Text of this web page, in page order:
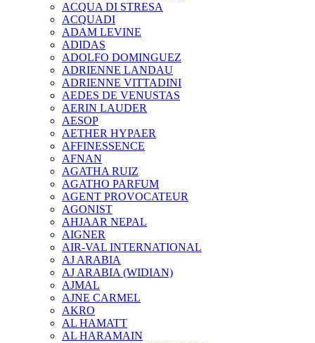
ACQUA DI STRESA
ACQUADI
ADAM LEVINE
ADIDAS
ADOLFO DOMINGUEZ
ADRIENNE LANDAU
ADRIENNE VITTADINI
AEDES DE VENUSTAS
AERIN LAUDER
AESOP
AETHER HYPAER
AFFINESSENCE
AFNAN
AGATHA RUIZ
AGATHO PARFUM
AGENT PROVOCATEUR
AGONIST
AHJAAR NEPAL
AIGNER
AIR-VAL INTERNATIONAL
AJ ARABIA
AJ ARABIA (WIDIAN)
AJMAL
AJNE CARMEL
AKRO
AL HAMATT
AL HARAMAIN